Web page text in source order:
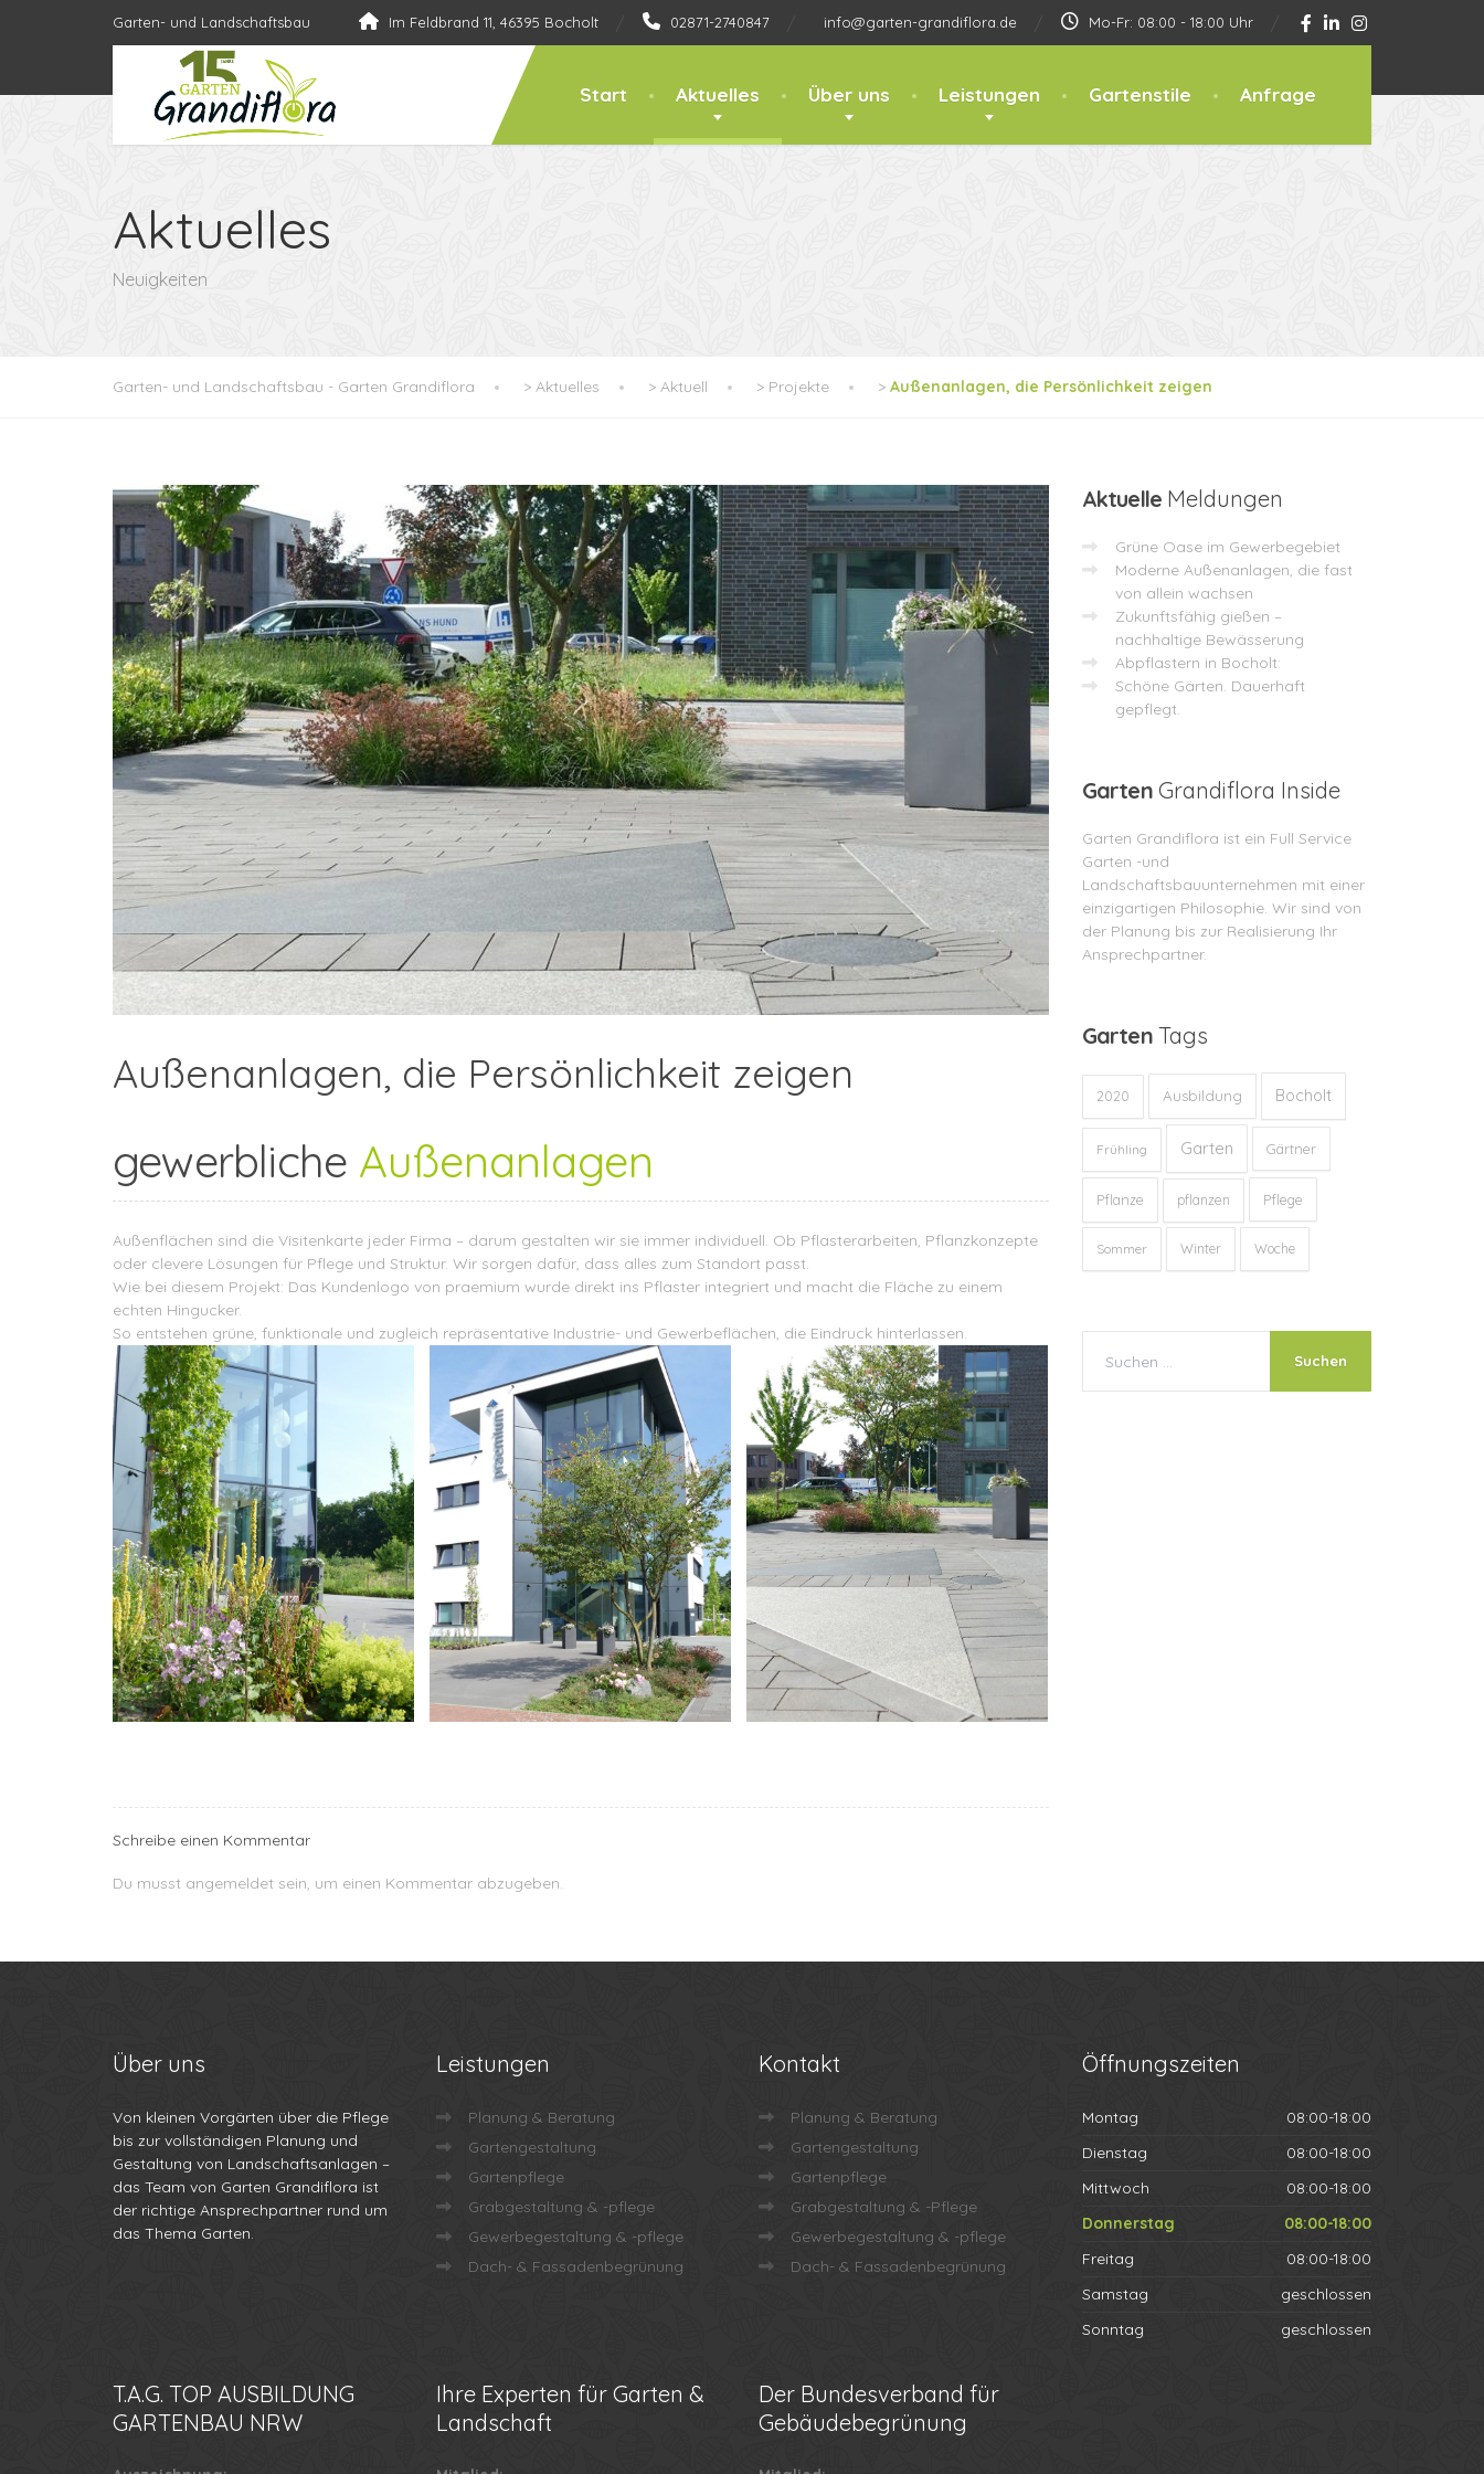
Garten- und Landschaftsbau Im Feldbrand 11, 46395 Bocholt 02871-2740847 info@garten-grandiflora.de Mo-Fr: 08:00 - 18:00 Uhr
Start Aktuelles Über uns Leistungen Gartenstile Anfrage
Aktuelles
Neuigkeiten
Garten- und Landschaftsbau - Garten Grandiflora > Aktuelles > Aktuell > Projekte > Außenanlagen, die Persönlichkeit zeigen
Außenanlagen, die Persönlichkeit zeigen
gewerbliche Außenanlagen
Außenflächen sind die Visitenkarte jeder Firma – darum gestalten wir sie immer individuell. Ob Pflasterarbeiten, Pflanzkonzepte
oder clevere Lösungen für Pflege und Struktur. Wir sorgen dafür, dass alles zum Standort passt.
Wie bei diesem Projekt: Das Kundenlogo von praemium wurde direkt ins Pflaster integriert und macht die Fläche zu einem
echten Hingucker.
So entstehen grüne, funktionale und zugleich repräsentative Industrie- und Gewerbeflächen, die Eindruck hinterlassen.
Schreibe einen Kommentar
Du musst angemeldet sein, um einen Kommentar abzugeben.
Aktuelle Meldungen
Grüne Oase im Gewerbegebiet
Moderne Außenanlagen, die fast
von allein wachsen
Zukunftsfähig gießen –
nachhaltige Bewässerung
Abpflastern in Bocholt:
Schöne Gärten. Dauerhaft
gepflegt.
GartenGrandiflora Inside
Garten Grandiflora ist ein Full Service
Garten -und
Landschaftsbauunternehmen mit einer
einzigartigen Philosophie. Wir sind von
der Planung bis zur Realisierung Ihr
Ansprechpartner.
GartenTags
2020 Ausbildung Bocholt
Frühling Garten Gärtner
Pflanze pflanzen Pflege
Sommer Winter Woche
Über uns
Von kleinen Vorgärten über die Pflege
bis zur vollständigen Planung und
Gestaltung von Landschaftsanlagen –
das Team von Garten Grandiflora ist
der richtige Ansprechpartner rund um
das Thema Garten.
Leistungen
Planung & Beratung
Gartengestaltung
Gartenpflege
Grabgestaltung & -pflege
Gewerbegestaltung & -pflege
Dach- & Fassadenbegrünung
Kontakt
Planung & Beratung
Gartengestaltung
Gartenpflege
Grabgestaltung & -Pflege
Gewerbegestaltung & -pflege
Dach- & Fassadenbegrünung
Öffnungszeiten
Montag
08:00-18:00
Dienstag
08:00-18:00
Mittwoch
08:00-18:00
Donnerstag
08:00-18:00
Freitag
08:00-18:00
Samstag
geschlossen
Sonntag
geschlossen
T.A.G. TOP AUSBILDUNG
GARTENBAU NRW
IhreExperten für Garten &
Landschaft
Der Bundesverband für
Gebäudebegrünung